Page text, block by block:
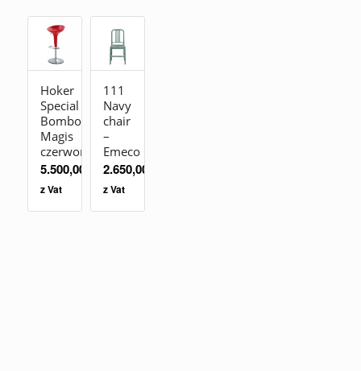
Hoker
Special
Bombo
Magis
czerwony
5.500,00
z Vat
111
Navy
chair
–
Emeco
2.650,00
z Vat